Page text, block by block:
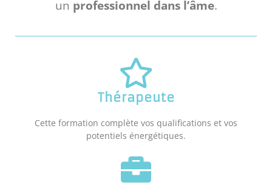
un professionnel dans l’âme.
Thérapeute
Cette formation complète vos qualifications et vos
potentiels énergétiques.